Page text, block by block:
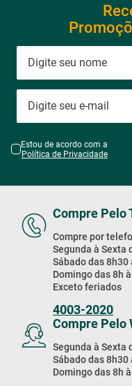
Estou de acordo com a
Política de Privacidade
Compre Pelo
Compre por
Segunda à Sexta
Sábado das 8h30
Domingo das 8h
Exceto feriados
4003-2020
Compre Pelo
Segunda à Sexta
Sábado das 8h30
Domingo das 8h